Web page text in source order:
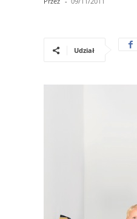
Udział